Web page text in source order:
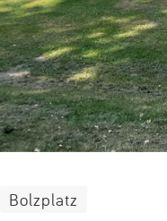
Bolzplatz